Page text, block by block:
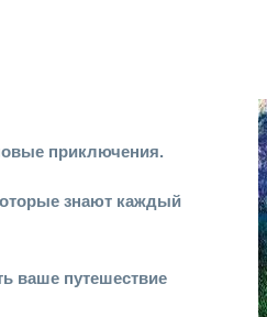
приключения.
знают каждый
ваше путешествие